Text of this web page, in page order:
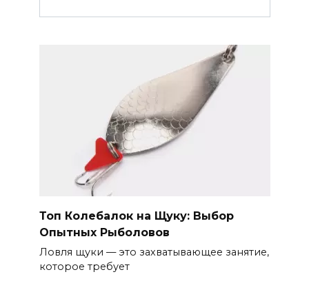
Топ Колебалок на Щуку: Выбор
Опытных Рыболовов
Ловля щуки — это захватывающее занятие,
которое требует